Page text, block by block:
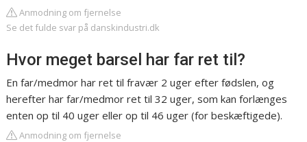
Anmodning om fjernelse
Se det fulde svar på danskindustri.dk
Hvor meget barsel har far ret til?
En far/medmor har ret til fravær 2 uger efter fødslen, og
herefter har far/medmor ret til 32 uger, som kan forlænges
enten op til 40 uger eller op til 46 uger (for beskæftigede).
Anmodning om fjernelse